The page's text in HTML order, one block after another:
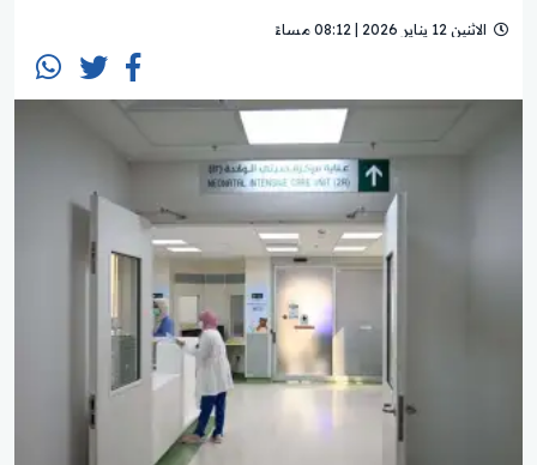
الاثنين 12 يناير 2026 | 08:12 مساءً